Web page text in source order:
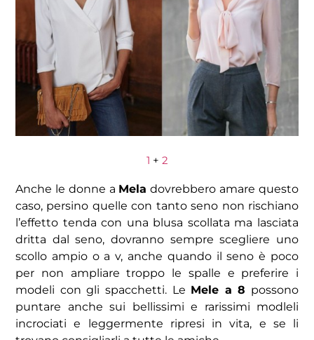
1 + 2
Anche le donne a Mela dovrebbero amare questo
caso, persino quelle con tanto seno non rischiano
l’effetto tenda con una blusa scollata ma lasciata
dritta dal seno, dovranno sempre scegliere uno
scollo ampio o a v, anche quando il seno è poco
per non ampliare troppo le spalle e preferire i
modeli con gli spacchetti. Le Mele a 8 possono
puntare anche sui bellissimi e rarissimi modleli
incrociati e leggermente ripresi in vita, e se li